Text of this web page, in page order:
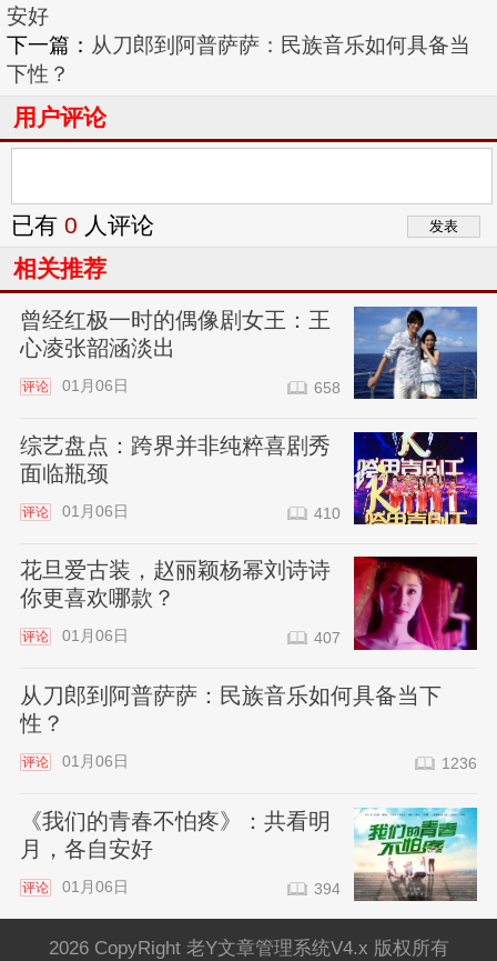
安好
下一篇： 从刀郎到阿普萨萨：民族音乐如何具备当
下性？
用户评论
已有 0 人评论
相关推荐
曾经红极一时的偶像剧女王：王
心凌张韶涵淡出
评论 01月06日 658
综艺盘点：跨界并非纯粹喜剧秀
面临瓶颈
评论 01月06日 410
花旦爱古装，赵丽颖杨幂刘诗诗
你更喜欢哪款？
评论 01月06日 407
从刀郎到阿普萨萨：民族音乐如何具备当下
性？
评论 01月06日 1236
《我们的青春不怕疼》：共看明
月，各自安好
评论 01月06日 394
2026 CopyRight 老Y文章管理系统V4.x 版权所有